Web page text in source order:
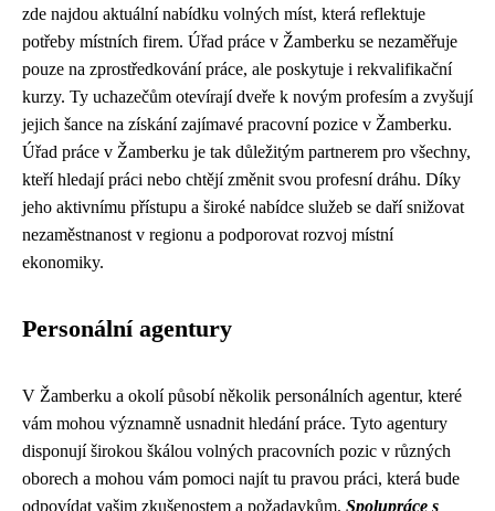
zde najdou aktuální nabídku volných míst, která reflektuje
potřeby místních firem. Úřad práce v Žamberku se nezaměřuje
pouze na zprostředkování práce, ale poskytuje i rekvalifikační
kurzy. Ty uchazečům otevírají dveře k novým profesím a zvyšují
jejich šance na získání zajímavé pracovní pozice v Žamberku.
Úřad práce v Žamberku je tak důležitým partnerem pro všechny,
kteří hledají práci nebo chtějí změnit svou profesní dráhu. Díky
jeho aktivnímu přístupu a široké nabídce služeb se daří snižovat
nezaměstnanost v regionu a podporovat rozvoj místní
ekonomiky.
Personální agentury
V Žamberku a okolí působí několik personálních agentur, které
vám mohou významně usnadnit hledání práce. Tyto agentury
disponují širokou škálou volných pracovních pozic v různých
oborech a mohou vám pomoci najít tu pravou práci, která bude
odpovídat vašim zkušenostem a požadavkům. Spolupráce s